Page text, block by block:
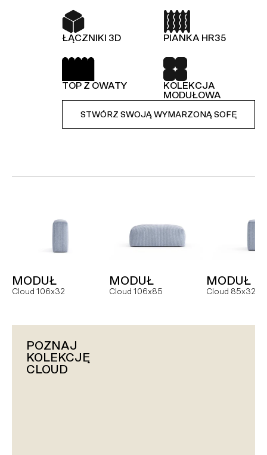
ŁĄCZNIKI 3D PIANKA HR35
TOP Z OWATY
KOLEKCJA
MODUŁOWA
STWÓRZ SWOJĄ WYMARZONĄ SOFĘ
MODUŁ
Cloud 106x32
MODUŁ
Cloud 106x85
MODUŁ
Cloud 85x32
POZNAJ
KOLEKCJĘ
CLOUD
ŁĄCZNIKI 3D
KOLEKCJA
MODUŁOWA
52 TKANINY DO
WYBORU
STWÓRZ SWOJĄ WYMARZONĄ SOFĘ
PIANKA HR35 SPRĘŻYNY FALISTE
KOLEKCJA
MODUŁOWA
STWÓRZ SWOJĄ WYMARZONĄ SOFĘ
FOTEL
Slay
MODUŁ
Slay MC
MODUŁ
Slay ML